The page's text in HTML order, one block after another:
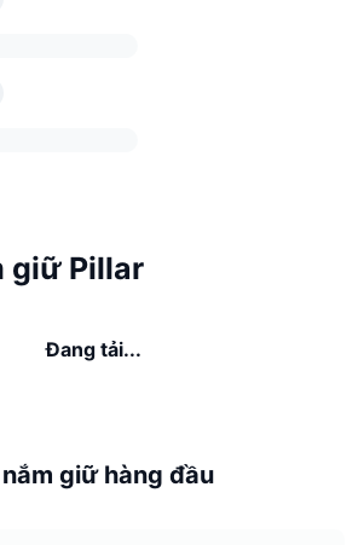
giữ Pillar
Đang tải...
giữ hàng đầu